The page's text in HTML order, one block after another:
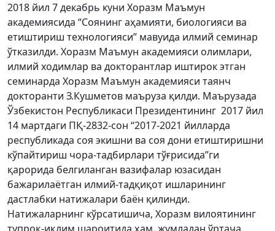
2018 йил 7 декабрь куни Хоразм Маъмун
академиясида “Соянинг аҳамияти, биологияси ва
етиштириш технологияси” мавуида илмий семинар
ўтказилди. Хоразм Маъмун академияси олимлари,
илмий ходимлар ва докторантлар иштирок этган
семинарда Хоразм Маъмун академияси таянч
докторанти З.Кушметов маъруза қилди. Маърузада
Ўзбекистон Республикаси Президентининг 2017 йил
14 мартдаги ПҚ-2832-сон “2017-2021 йилларда
республикада соя экишни ва соя дони етиштиришни
кўпайтириш чора-тадбирлари тўғрисида”ги
қарорида белгиланган вазифалар юзасидан
бажарилаётган илмий-тадқиқот ишларининг
дастлабки натижалари баён қилинди.
Натижаларнинг кўрсатишича, Хоразм вилоятининг